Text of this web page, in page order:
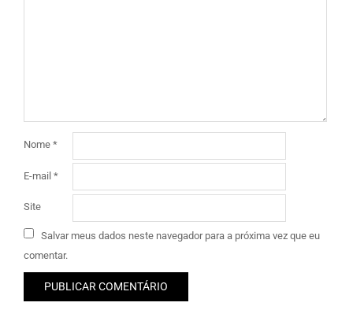
Nome *
E-mail *
Site
Salvar meus dados neste navegador para a próxima vez que eu
comentar.